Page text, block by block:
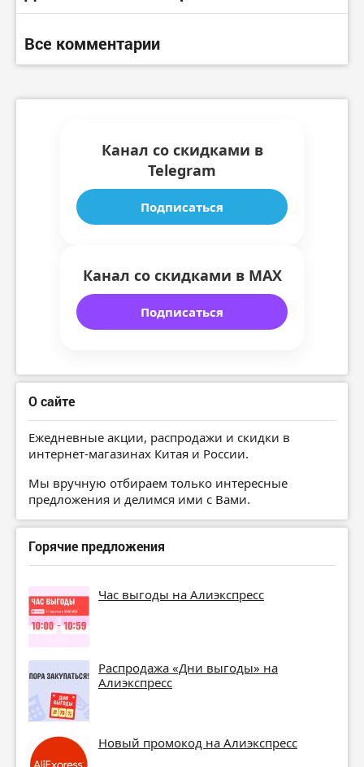
Все комментарии
Канал со скидками в
Telegram
Подписаться
Канал со скидками в MAX
Подписаться
О сайте
Ежедневные акции, распродажи и скидки в
интернет-магазинах Китая и России.
Мы вручную отбираем только интересные
предложения и делимся ими с Вами.
Горячие предложения
Час выгоды на Алиэкспресс
Распродажа «Дни выгоды» на
Алиэкспресс
Новый промокод на Алиэкспресс